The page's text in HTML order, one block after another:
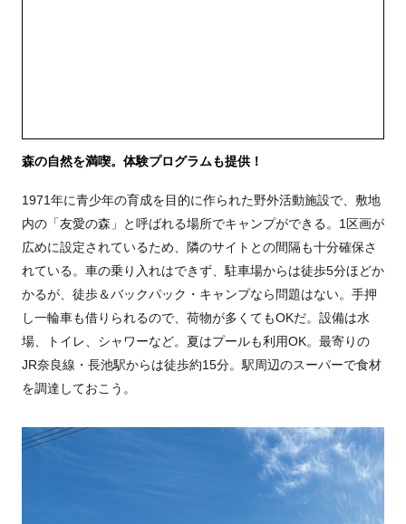
森の自然を満喫。体験プログラムも提供！
1971年に青少年の育成を目的に作られた野外活動施設で、敷地
内の「友愛の森」と呼ばれる場所でキャンプができる。1区画が
広めに設定されているため、隣のサイトとの間隔も十分確保さ
れている。車の乗り入れはできず、駐車場からは徒歩5分ほどか
かるが、徒歩＆バックパック・キャンプなら問題はない。手押
し一輪車も借りられるので、荷物が多くてもOKだ。設備は水
場、トイレ、シャワーなど。夏はプールも利用OK。最寄りの
JR奈良線・長池駅からは徒歩約15分。駅周辺のスーパーで食材
を調達しておこう。